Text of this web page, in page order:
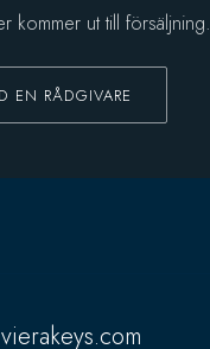
kommer ut till försäljning.
EN RÅDGIVARE